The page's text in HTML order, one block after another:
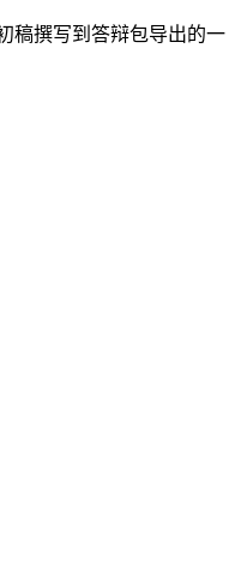
稿撰写到答辩包导出的一